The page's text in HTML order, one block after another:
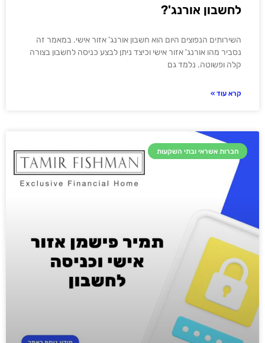
לחשבון אורנג'?
השירותים הנפוצים היום הוא חשבון אורנג' אזור אישי. במאמר זה
נסביר מהו אורנג' אזור אישי וכיצד ניתן לבצע כניסה לחשבון בצורה
קלה ופשוטה. נלמד גם
קרא עוד »
חברות אשראי ובתי השקעות